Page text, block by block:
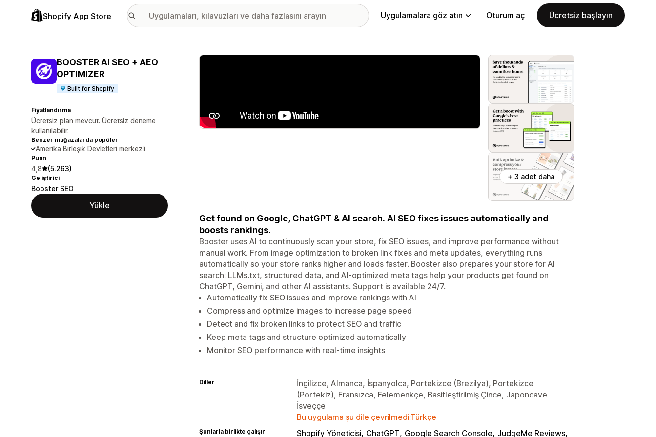
Shopify App Store Uygulamalara göz atın Oturum aç Ücretsiz başlayın
BOOSTER AI SEO + AEO
OPTIMIZER
Built for Shopify
Fiyatlandırma
Ücretsiz plan mevcut. Ücretsiz deneme
kullanılabilir.
Benzer mağazalarda popüler
Amerika Birleşik Devletleri merkezli
Puan
4,8 (5.263)
Geliştirici
Booster SEO
Yükle
Öne çıkan görsel galerisi
+ 3 adet daha
Get found on Google, ChatGPT & AI search. AI SEO fixes issues automatically and
boosts rankings.
Booster uses AI to continuously scan your store, fix SEO issues, and improve performance without
manual work. From image optimization to broken link fixes and meta updates, everything runs
automatically so your store ranks higher and loads faster. Booster also prepares your store for AI
search: LLMs.txt, structured data, and AI-optimized meta tags help your products get found on
ChatGPT, Gemini, and other AI assistants. Support is available 24/7.
Automatically fix SEO issues and improve rankings with AI
Compress and optimize images to increase page speed
Detect and fix broken links to protect SEO and traffic
Keep meta tags and structure optimized automatically
Monitor SEO performance with real-time insights
Diller
İngilizce, Almanca, İspanyolca, Portekizce (Brezilya), Portekizce
(Portekiz), Fransızca, Felemenkçe, Basitleştirilmiş Çince, Japoncave
İsveççe
Bu uygulama şu dile çevrilmedi:Türkçe
Şunlarla birlikte çalışır: Shopify Yöneticisi ChatGPT Google Search Console JudgeMe Reviews